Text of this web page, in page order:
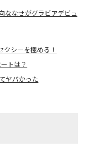
ななせがグラビアデビュ
シーを極める！
トは？
ヤバかった